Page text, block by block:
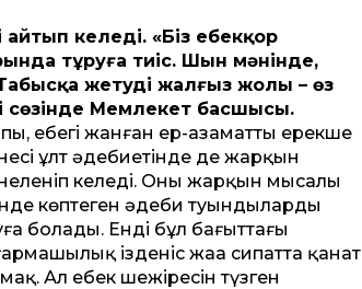
келеді. «Біз еңбекқор
тұруға тиіс. Шын мәнінде,
жетудің жалғыз жолы – өз
сөзінде Мемлекет басшысы.
еңбегі жанған ер-азамат­тың ерекше
ұлт әдебиетінде де жарқын
келеді. Оның жарқын мысалы
көптеген әдеби туындыларды
болады. Енді бұл бағыт­тағы
ізденіс жаңа сипат­та қанат
Ал еңбек шежіресін түзген